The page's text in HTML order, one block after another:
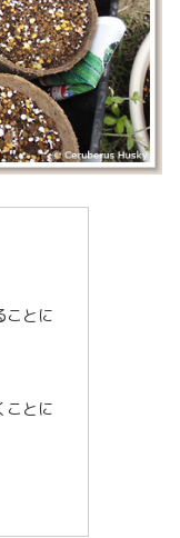
ことに
ことに